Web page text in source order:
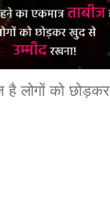
है लोगों को छोड़कर